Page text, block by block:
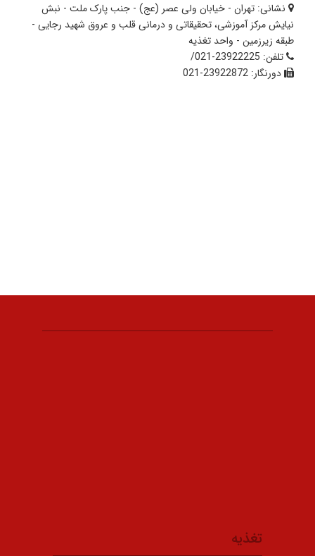
نشانی: تهران - خیابان ولی عصر (عج) - جنب پارک ملت - نبش
نیایش مرکز آموزشی، تحقیقاتی و درمانی قلب و عروق شهید رجایی -
طبقه زیرزمین - واحد تغذیه
تلفن: 23922225-021/
دورنگار: 23922872-021
تغذیه